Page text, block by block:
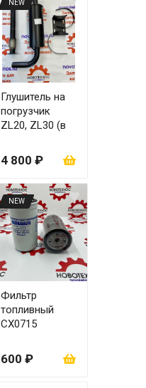
NEW
Глушитель на
погрузчик
ZL20, ZL30 (в
4 800 ₽
NEW
Фильтр
топливный
СХ0715
600 ₽